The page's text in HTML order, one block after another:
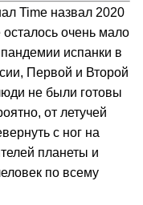
Time назвал 2020
очень мало
испанки в
Первой и Второй
не были готовы
от летучей
с ног на
планеты и
по всему